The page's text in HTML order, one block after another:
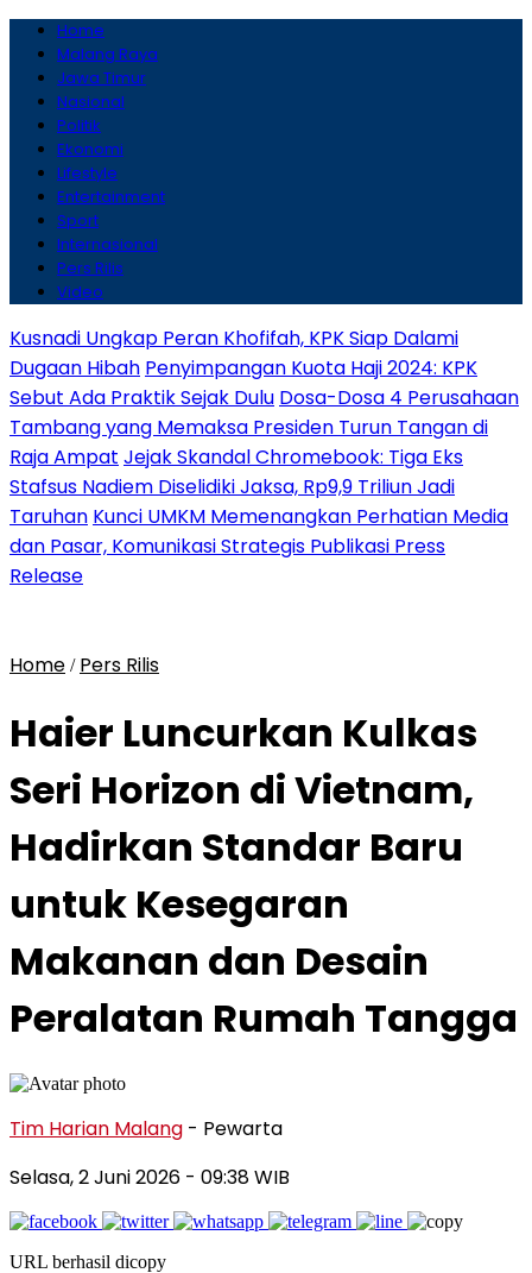
Home
Malang Raya
Jawa Timur
Nasional
Politik
Ekonomi
Lifestyle
Entertainment
Sport
Internasional
Pers Rilis
Video
Kusnadi Ungkap Peran Khofifah, KPK Siap Dalami
Dugaan Hibah Penyimpangan Kuota Haji 2024: KPK
Sebut Ada Praktik Sejak Dulu Dosa-Dosa 4 Perusahaan
Tambang yang Memaksa Presiden Turun Tangan di
Raja Ampat Jejak Skandal Chromebook: Tiga Eks
Stafsus Nadiem Diselidiki Jaksa, Rp9,9 Triliun Jadi
Taruhan Kunci UMKM Memenangkan Perhatian Media
dan Pasar, Komunikasi Strategis Publikasi Press
Release
Home / Pers Rilis
Haier Luncurkan Kulkas
Seri Horizon di Vietnam,
Hadirkan Standar Baru
untuk Kesegaran
Makanan dan Desain
Peralatan Rumah Tangga
Tim Harian Malang - Pewarta
Selasa, 2 Juni 2026 - 09:38 WIB
URL berhasil dicopy